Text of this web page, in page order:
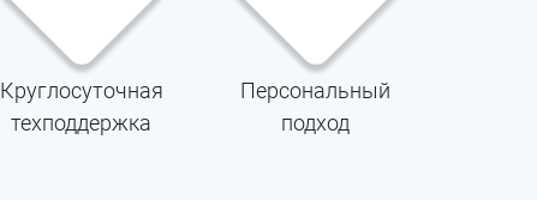
Круглосуточная
техподдержка
Персональный
подход